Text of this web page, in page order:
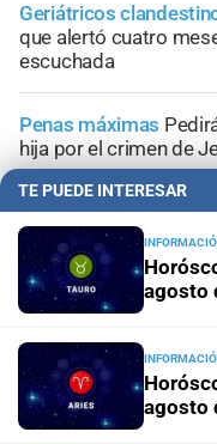
Geriátricos
que alertó cuatro
escuchada
Penas máximas
hija por el crimen de
Encubrimiento
reacción de sus
+Información
TE PUEDE INTERESAR
agosto
agosto